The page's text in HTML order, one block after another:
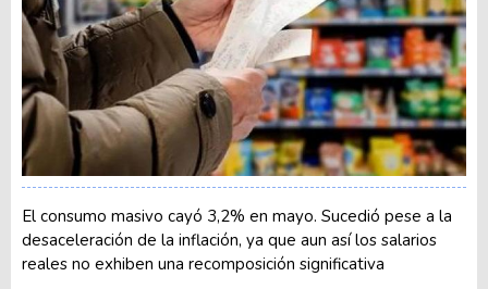
El consumo masivo cayó 3,2% en mayo. Sucedió pese a la
desaceleración de la inflación, ya que aun así los salarios
reales no exhiben una recomposición significativa